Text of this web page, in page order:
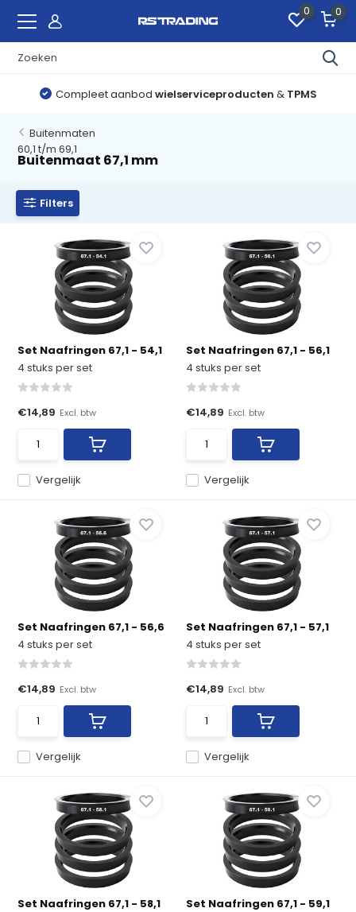
0 0
Compleet aanbod wielserviceproducten & TPMS
Buitenmaten
60,1 t/m 69,1
Buitenmaat 67,1 mm
Filters
Set Naafringen 67,1 - 54,1
4 stuks per set
Vergelijk
€14,89 Excl. btw
Set Naafringen 67,1 - 56,1
4 stuks per set
Vergelijk
€14,89 Excl. btw
Set Naafringen 67,1 - 56,6
4 stuks per set
Vergelijk
€14,89 Excl. btw
Set Naafringen 67,1 - 57,1
4 stuks per set
Vergelijk
€14,89 Excl. btw
Set Naafringen 67,1 - 58,1
Set Naafringen 67,1 - 59,1